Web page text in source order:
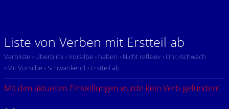
Liste von Verben mit Erstteil ab
Verbliste › Überblick › Vorsilbe › haben › Nicht reflexiv › Unr./schwach
› Mit Vorsilbe › Schwankend › Erstteil ab
Mit den aktuellen Einstellungen wurde kein Verb gefunden!